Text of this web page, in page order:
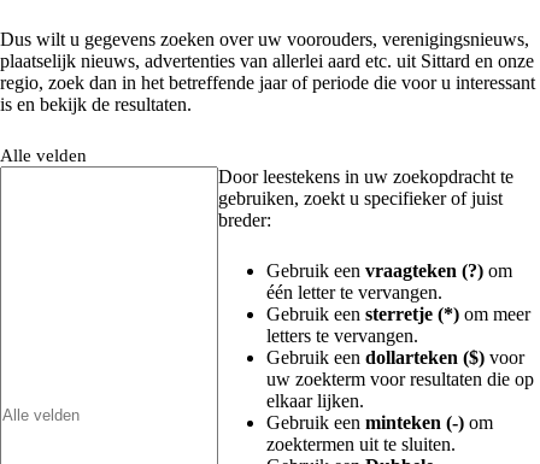
Dus wilt u gegevens zoeken over uw voorouders, verenigingsnieuws,
plaatselijk nieuws, advertenties van allerlei aard etc. uit Sittard en onze
regio, zoek dan in het betreffende jaar of periode die voor u interessant
is en bekijk de resultaten.
Alle velden
Door leestekens in uw zoekopdracht te
gebruiken, zoekt u specifieker of juist
breder:
Gebruik een vraagteken (?) om
één letter te vervangen.
Gebruik een sterretje (*) om meer
letters te vervangen.
Gebruik een dollarteken ($) voor
uw zoekterm voor resultaten die op
elkaar lijken.
Gebruik een minteken (-) om
zoektermen uit te sluiten.